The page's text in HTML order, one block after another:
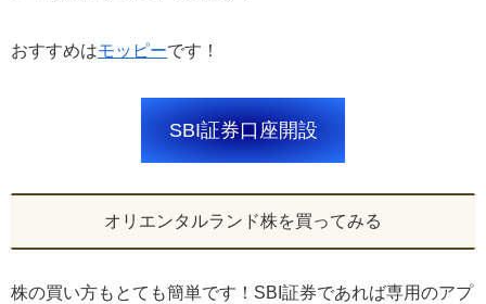
おすすめはモッピーです！
SBI証券口座開設
オリエンタルランド株を買ってみる
株の買い方もとても簡単です！SBI証券であれば専用のアプ